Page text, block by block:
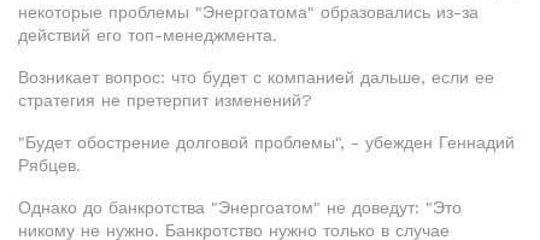
некоторые проблемы "Энергоатома" образовались из-за
действий его топ-менеджмента.
Возникает вопрос: что будет с компанией дальше, если ее
стратегия не претерпит изменений?
"Будет обострение долговой проблемы", - убежден Геннадий
Рябцев.
Однако до банкротства "Энергоатом" не доведут: "Это
никому не нужно. Банкротство нужно только в случае